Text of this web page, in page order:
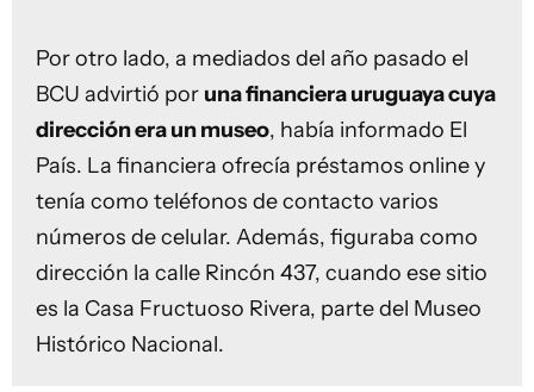
Por otro lado, a mediados del año pasado el
BCU advirtió por una financiera uruguaya cuya
dirección era un museo, había informado El
País. La financiera ofrecía préstamos online y
tenía como teléfonos de contacto varios
números de celular. Además, figuraba como
dirección la calle Rincón 437, cuando ese sitio
es la Casa Fructuoso Rivera, parte del Museo
Histórico Nacional.